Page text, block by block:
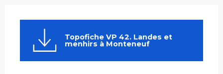
Topofiche VP 42. Landes et
menhirs à Monteneuf